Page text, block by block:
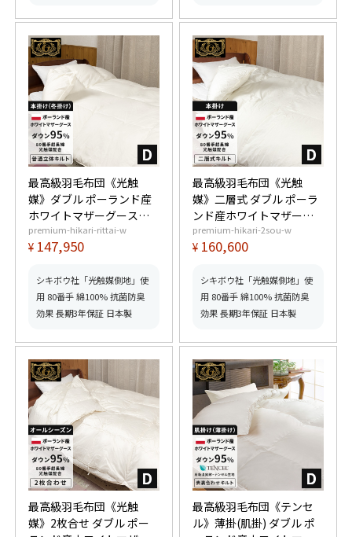
最高級羽毛布団《光触
媒》ダブル ポーランド産
ホワイトマザーグースダ
ウン95% (440dp以上) 羽
毛量1.7kg 【6つ星プレミ
ッドふとんマーク取得】
premium-hikari-rittai-w
¥ 147,950
シキボウ社「光触媒側地」使
用 80番手 綿100% 抗菌防臭
効果 長期3年保証 日本製
最高級羽毛布団《光触
媒》二層式 ダブル ポーラ
ンド産ホワイトマザーグ
ースダウン95% (440dp以
上) 羽毛量1.8kg 【6つ星
得】【グッドふとんマー
ク取得】
premium-hikari-2sou-w
¥ 160,600
シキボウ社「光触媒側地」使
用 80番手 綿100% 抗菌防臭
効果 長期3年保証 日本製
最高級羽毛布団《光触
媒》2枚合せ ダブル ポー
最高級羽毛布団《テンセ
ル》薄掛(肌掛) ダブル ポ